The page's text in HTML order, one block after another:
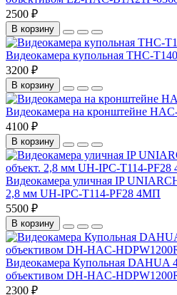
2500 ₽
В корзину
Видеокамера купольная THC-
3200 ₽
В корзину
Видеокамера на кронштейне
4100 ₽
В корзину
Видеокамера уличная IP
2,8 мм UH-IPC-T114-PF28 4МП
5500 ₽
В корзину
Видеокамера Купольная DAHUA
объективом DH-HAC-
2300 ₽